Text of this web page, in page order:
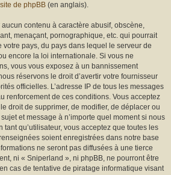
site de phpBB (en anglais).
contenu à caractère abusif, obscène,
menaçant, pornographique, etc. qui pourrait
pays, du pays dans lequel le serveur de
encore la loi internationale. Si vous ne
vous vous exposez à un bannissement
réservons le droit d’avertir votre fournisseur
officielles. L’adresse IP de tous les messages
renforcement de ces conditions. Vous acceptez
droit de supprimer, de modifier, de déplacer ou
et message à n’importe quel moment si nous
tant qu’utilisateur, vous acceptez que toutes les
soient enregistrées dans notre base
ne seront pas diffusées à une tierce
ni « Sniperland », ni phpBB, ne pourront être
cas de tentative de piratage informatique visant